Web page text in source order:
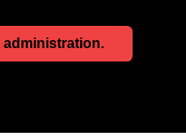
administration.